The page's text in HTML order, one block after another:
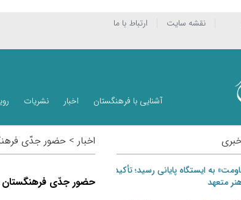
ارتباط با ما نقشه سایت
آشنایی با فرهنگستان اخبار نشریات
اخبار > حضور جدّی
حضور جدّی فرهنگستان
به ایستگاه پایانی رسید؛ تأکید
متعهد